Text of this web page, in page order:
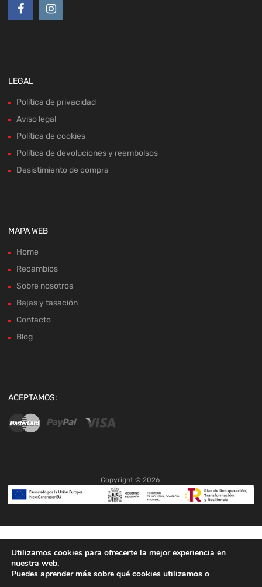
LEGAL
Política de privacidad
Aviso legal
Política de cookies
Política de devoluciones y reembolsos
Desistimiento de compra
MAPA WEB
Home
Recambios
Sobre nosotros
Bajas y tasación
Contacto
Blog
ACEPTAMOS:
Copyright © 2026
Utilizamos cookies para ofrecerte la mejor experiencia en
nuestra web.
Puedes aprender más sobre qué cookies utilizamos o